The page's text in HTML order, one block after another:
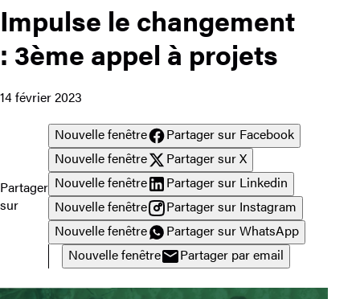
Impulse le changement
: 3ème appel à projets
14 février 2023
Partager
sur
Nouvelle fenêtre
Partager sur Facebook
Nouvelle fenêtre
Partager sur X
Nouvelle fenêtre
Partager sur Linkedin
Nouvelle fenêtre
Partager sur Instagram
Nouvelle fenêtre
Partager sur WhatsApp
Nouvelle fenêtre
Partager par email